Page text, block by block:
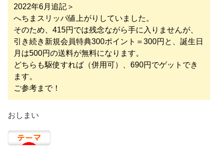
2022年6月追記＞
へちまスリッパ値上がりしていました。
そのため、415円では残念ながら手に入りませんが、
引き続き新規会員特典300ポイント＝300円と、誕生日
月は500円の送料が無料になります。
どちらも駆使すれば（併用可）、690円でゲットでき
ます。
ご参考まで！
おしまい